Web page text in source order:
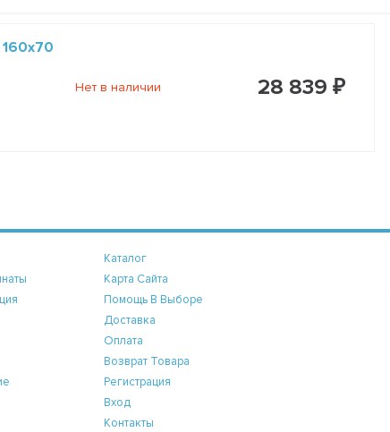
Нет в наличии 28 839 ₽
Каталог
Карта Сайта
Помощь В Выборе
Доставка
Оплата
Возврат Товара
Регистрация
Вход
Контакты